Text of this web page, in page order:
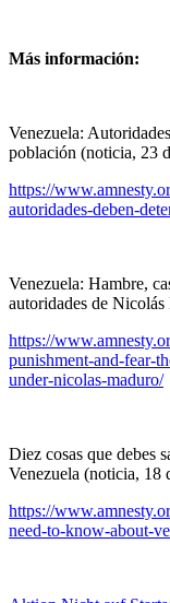
Más información:
Venezuela:
población (noticia, 23
https://
autoridades-deben-
Venezuela: Hambre,
autoridades de
https://
punishment-and-fear-
under-nicolas-maduro/
Diez cosas que debes
Venezuela (noticia, 18
https://
need-to-know-about-